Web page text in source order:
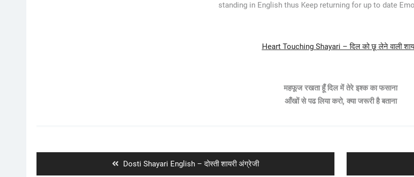
standing in English thus Keep returning for up to date
Heart Touching Shayari – दिल को छू लेने वाली
महफूज रखता हूँ दिल में तेरे इश्क का फसाना
आँखों से पढ लिया करो, क्या जरूरी है बताना
Previous
Dosti Shayari English – दोस्ती शायरी अंग्रेजी